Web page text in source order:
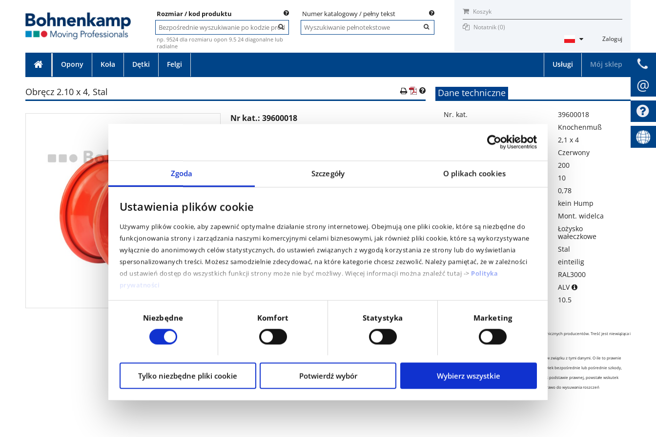
Zgoda Szczegóły O plikach cookies
Ustawienia plików cookie
Używamy plików cookie, aby zapewnić optymalne działanie strony internetowej. Obejmują one pliki cookie, które są niezbędne do
funkcjonowania strony i zarządzania naszymi komercyjnymi celami biznesowymi, jak również pliki cookie, które są wykorzystywane
wyłącznie do anonimowych celów statystycznych, do ustawień związanych z wygodą korzystania ze strony lub do wyświetlania
spersonalizowanych treści. Możesz samodzielnie zdecydować, na które kategorie chcesz zezwolić. Należy pamiętać, że w zależności
od ustawień dostęp do wszystkich funkcji strony może nie być możliwy. Więcej informacji można znaleźć tutaj -> Polityka
prywatności
Wybór
Niezbędne Komfort Statystyka Marketing
Tylko niezbędne pliki cookie Potwierdź wybór Wybierz wszystkie
Numer katalogowy / pełny tekst
Rozmiar / kod produktu
np. 9524 dla rozmiaru opon 9.5 24 diagonalne lub
radialne
Koszyk
Notatnik (0)
Zaloguj
Opony Koła Dętki Felgi Mój sklep
Usługi
Obręcz 2.10 x 4, Stal
Nr kat.: 39600018
Obręcz 2.10 x 4, Stal
200 kg - 10 km/h, Czerwony RAL3000
Dane techniczne
Nr. kat.
39600018
Knochenmuß
2,1 x 4
Czerwony
200
Prędkość
10
Waga kg
0,78
kein Hump
Mont. widelca
Lagertyp
Łożysko
wałeczkowe
Material
Stal
Ein- / Mehrteilig
einteilig
RAL
RAL3000
ALV
Średnica otworu zaworu
10.5
Wszystkie informacje na tych stronach bazują na danych technicznych producentów. Treść jest niewiążąca i
służy wyłącznie do celów informacyjnych
Bohnenkamp sp. z o.o. nie ponosi żadnej odpowiedzialności w związku z tymi danymi. O ile to prawnie
dopuszczalne, wykluczona jest odpowiedzialność za jakiekolwiek bezpośrednie lub pośrednie szkody,
szkody następcze jakiegokolwiek rodzaju oraz na jakiejkolwiek podstawie prawnej, powstałe wskutek
korzystania z otrzymanych informacji. Nie przysługuje także prawo do wysuwania roszczeń
@